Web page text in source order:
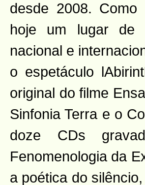
desde 2008. Como
hoje um lugar de
nacional e
o espetáculo
original do filme
Sinfonia Terra e o
doze CDs
Fenomenologia da
a poética do